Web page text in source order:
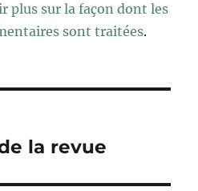
plus sur la façon dont les
sont traitées.
la revue